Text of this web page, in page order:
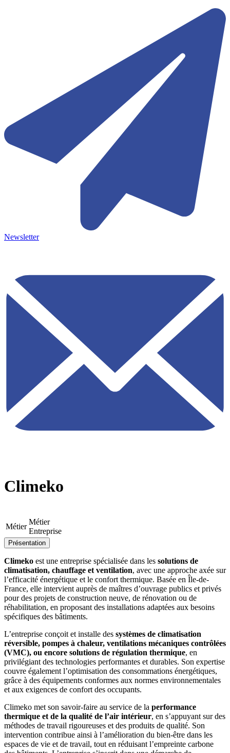
Newsletter
Climeko
Métier
Métier
Entreprise
Présentation
Climeko est une entreprise spécialisée dans les solutions de
climatisation, chauffage et ventilation, avec une approche axée sur
l’efficacité énergétique et le confort thermique. Basée en Île-de-
France, elle intervient auprès de maîtres d’ouvrage publics et privés
pour des projets de construction neuve, de rénovation ou de
réhabilitation, en proposant des installations adaptées aux besoins
spécifiques des bâtiments.
L’entreprise conçoit et installe des systèmes de climatisation
réversible, pompes à chaleur, ventilations mécaniques contrôlées
(VMC), ou encore solutions de régulation thermique, en
privilégiant des technologies performantes et durables. Son expertise
couvre également l’optimisation des consommations énergétiques,
grâce à des équipements conformes aux normes environnementales
et aux exigences de confort des occupants.
Climeko met son savoir-faire au service de la performance
thermique et de la qualité de l’air intérieur, en s’appuyant sur des
méthodes de travail rigoureuses et des produits de qualité. Son
intervention contribue ainsi à l’amélioration du bien-être dans les
espaces de vie et de travail, tout en réduisant l’empreinte carbone